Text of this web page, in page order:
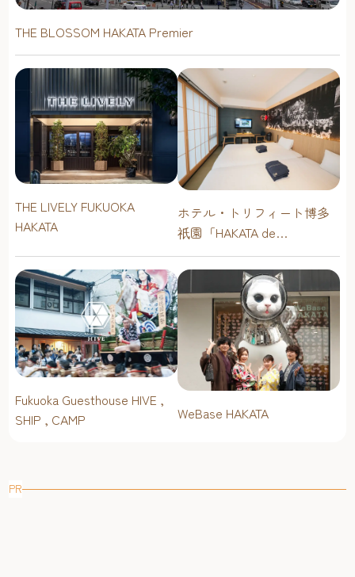
THE BLOSSOM HAKATA Premier
THE LIVELY FUKUOKA
HAKATA
ホテル・トリフィート博多
祇園「HAKATA de
FUSION（各種宿泊プラ
ン）」
Fukuoka Guesthouse HIVE ,
SHIP , CAMP
WeBase HAKATA
PR